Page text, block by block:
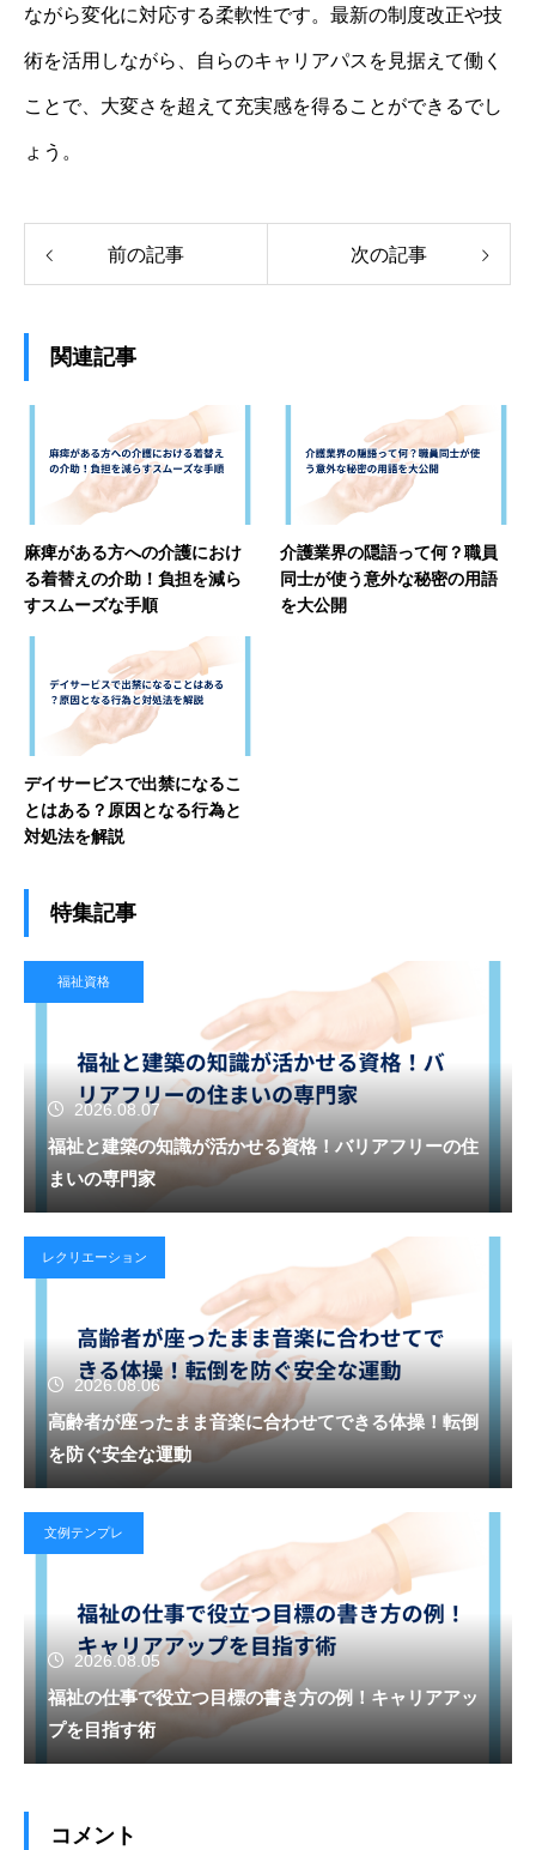
ながら変化に対応する柔軟性です。最新の制度改正や技
術を活用しながら、自らのキャリアパスを見据えて働く
ことで、大変さを超えて充実感を得ることができるでし
ょう。
前の記事 次の記事
関連記事
麻痺がある方への介護におけ
る着替えの介助！負担を減ら
すスムーズな手順
介護業界の隠語って何？職員
同士が使う意外な秘密の用語
を大公開
デイサービスで出禁になるこ
とはある？原因となる行為と
対処法を解説
特集記事
福祉資格
2026.08.07
福祉と建築の知識が活かせる資格！バリアフリーの住
まいの専門家
レクリエーション
2026.08.06
高齢者が座ったまま音楽に合わせてできる体操！転倒
を防ぐ安全な運動
文例テンプレ
2026.08.05
福祉の仕事で役立つ目標の書き方の例！キャリアアッ
プを目指す術
コメント